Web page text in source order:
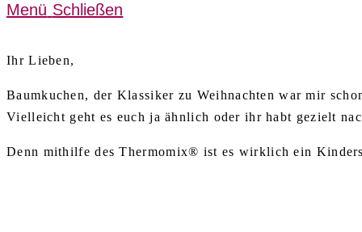
Menü Schließen
Ihr Lieben,
Baumkuchen, der Klassiker zu Weihnachten war mir
Vielleicht geht es euch ja ähnlich oder ihr habt gezielt
Denn mithilfe des Thermomix® ist es wirklich ein